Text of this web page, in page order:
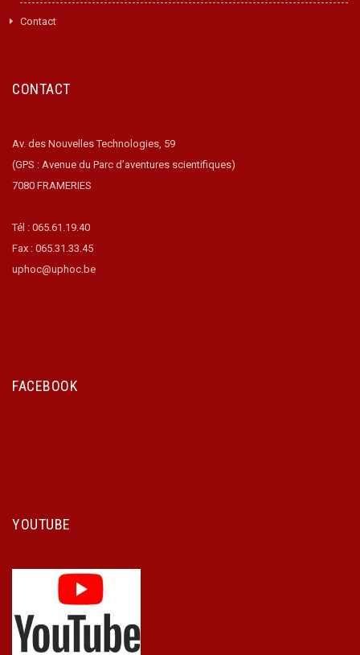
Contact
CONTACT
Av. des Nouvelles Technologies, 59
(GPS : Avenue du Parc d’aventures scientifiques)
7080 FRAMERIES
Tél : 065.61.19.40
Fax : 065.31.33.45
uphoc@uphoc.be
FACEBOOK
YOUTUBE